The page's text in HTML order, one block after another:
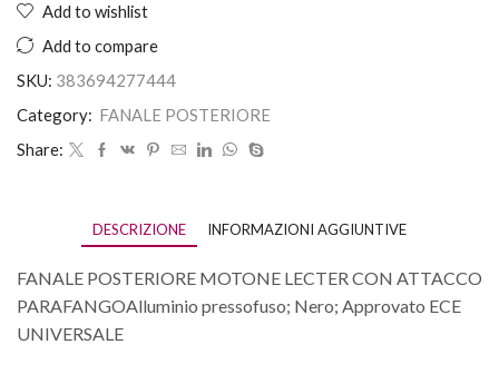
Add to wishlist
Add to compare
SKU: 383694277444
Category: FANALE POSTERIORE
Share:
DESCRIZIONE INFORMAZIONI AGGIUNTIVE
FANALE POSTERIORE MOTONE LECTER CON ATTACCO
PARAFANGOAlluminio pressofuso; Nero; Approvato ECE
UNIVERSALE